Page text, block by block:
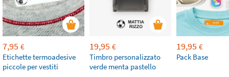
7,95 €
Etichette termoadesive
piccole per vestiti
19,95 €
Timbro personalizzato
verde menta pastello
19,95 €
Pack Base